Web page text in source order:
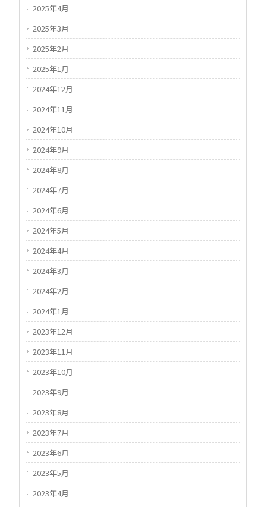
2025年4月
2025年3月
2025年2月
2025年1月
2024年12月
2024年11月
2024年10月
2024年9月
2024年8月
2024年7月
2024年6月
2024年5月
2024年4月
2024年3月
2024年2月
2024年1月
2023年12月
2023年11月
2023年10月
2023年9月
2023年8月
2023年7月
2023年6月
2023年5月
2023年4月